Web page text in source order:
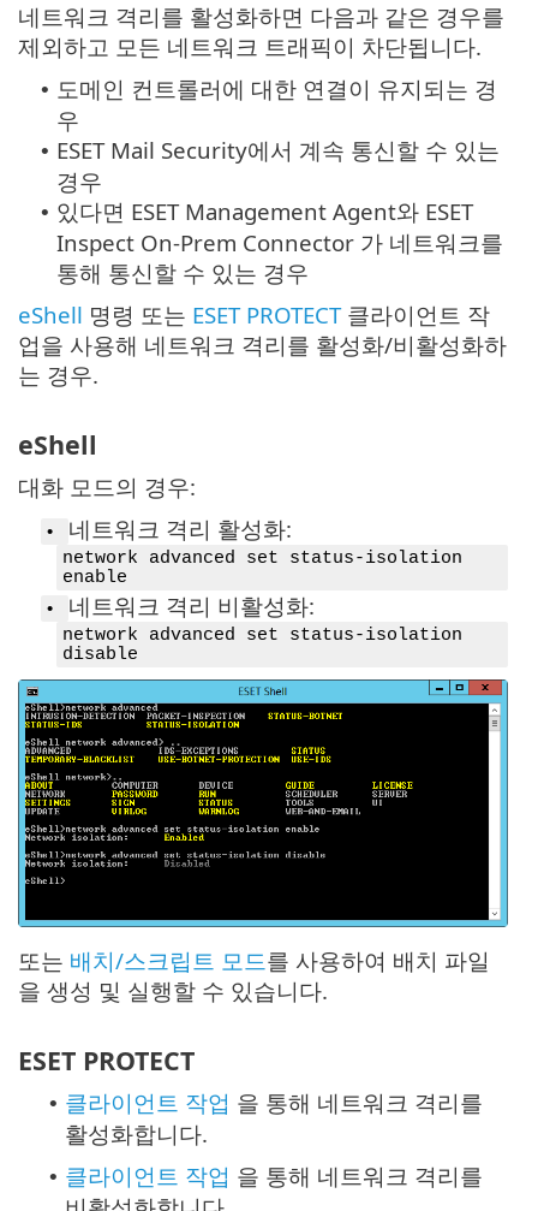
네트워크 격리를 활성화하면 다음과 같은 경우를
제외하고 모든 네트워크 트래픽이 차단됩니다.
• 도메인 컨트롤러에 대한 연결이 유지되는 경
우
• ESET Mail Security에서 계속 통신할 수 있는
경우
• 있다면 ESET Management Agent와 ESET
Inspect On-Prem Connector 가 네트워크를
통해 통신할 수 있는 경우
eShell 명령 또는 ESET PROTECT클라이언트 작
업을 사용해 네트워크 격리를 활성화/비활성화하
는 경우.
eShell
대화 모드의 경우:
• 네트워크 격리 활성화:
network advanced set status-isolation
enable
•
네트워크 격리 비활성화:
network advanced set status-isolation
disable
또는 배치/스크립트 모드를 사용하여 배치 파일
을 생성 및 실행할 수 있습니다.
ESET PROTECT
• 클라이언트 작업 을 통해 네트워크 격리를
활성화합니다.
• 클라이언트 작업 을 통해 네트워크 격리를